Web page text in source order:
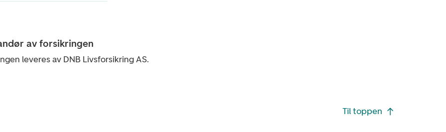
av forsikringen
leveres av DNB Livsforsikring AS.
Til toppen